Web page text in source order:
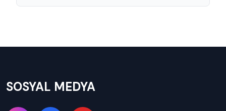
SOSYAL MEDYA